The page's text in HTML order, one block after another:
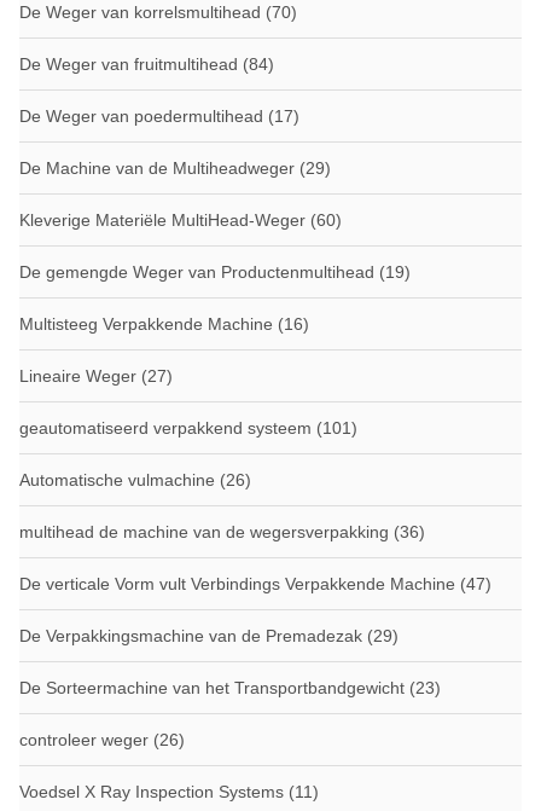
De Weger van korrelsmultihead (70)
De Weger van fruitmultihead (84)
De Weger van poedermultihead (17)
De Machine van de Multiheadweger (29)
Kleverige Materiële MultiHead-Weger (60)
De gemengde Weger van Productenmultihead (19)
Multisteeg Verpakkende Machine (16)
Lineaire Weger (27)
geautomatiseerd verpakkend systeem (101)
Automatische vulmachine (26)
multihead de machine van de wegersverpakking (36)
De verticale Vorm vult Verbindings Verpakkende Machine (47)
De Verpakkingsmachine van de Premadezak (29)
De Sorteermachine van het Transportbandgewicht (23)
controleer weger (26)
Voedsel X Ray Inspection Systems (11)